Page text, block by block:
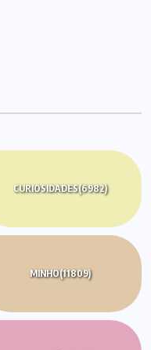
CURIOSIDADES(6982)
MINHO(11809)